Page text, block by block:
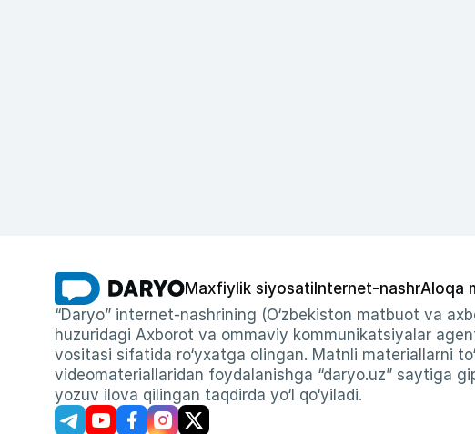
Maxfiylik siyosati Internet-nashrAloqa
“Daryo” internet-nashrining (O‘zbekiston matbuot va
huzuridagi Axborot va ommaviy kommunikatsiyalar
vositasi sifatida ro‘yxatga olingan. Matnli materiallarni
videomateriallaridan foydalanishga “daryo.uz” saytiga
yozuv ilova qilingan taqdirda yo‘l qo‘yiladi.